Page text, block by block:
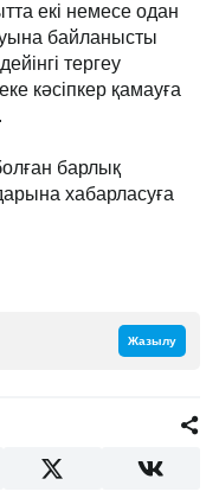
екі немесе одан
байланысты
тергеу
кәсіпкер қамауға
барлық
хабарласуға
Жазылу